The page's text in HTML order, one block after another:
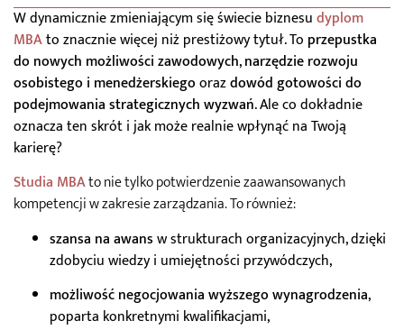
W dynamicznie zmieniającym się świecie biznesudyplom
MBAto znacznie więcej niż prestiżowy tytuł. To przepustka
do nowych możliwości zawodowych,narzędzie rozwoju
osobistego i menedżerskiegoorazdowód gotowości do
podejmowania strategicznych wyzwań. Ale co dokładnie
oznacza ten skrót i jak może realnie wpłynąć na Twoją
karierę?
Studia MBAto nie tylko potwierdzenie zaawansowanych
kompetencji w zakresie zarządzania. To również:
szansa na awansw strukturach organizacyjnych, dzięki
zdobyciu wiedzy i umiejętności przywódczych,
możliwość negocjowania wyższego wynagrodzenia,
poparta konkretnymi kwalifikacjami,